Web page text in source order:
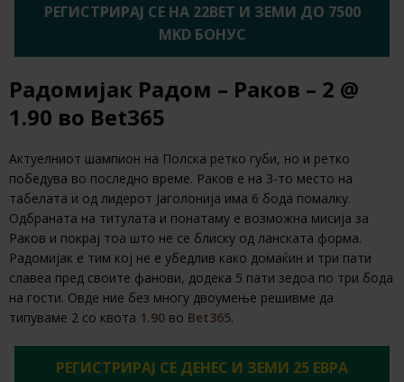
РЕГИСТРИРАЈ СЕ НА 22BET И ЗЕМИ ДО 7500
MKD БОНУС
Радомијак Радом – Раков – 2 @
1.90 во Bet365
Актуелниот шампион на Полска ретко губи, но и ретко
победува во последно време. Раков е на 3-то место на
табелата и од лидерот Јаголонија има 6 бода помалку.
Одбраната на титулата и понатаму е возможна мисија за
Раков и покрај тоа што не се блиску од ланската форма.
Радомијак е тим кој не е убедлив како домаќин и три пати
славеа пред своите фанови, додека 5 пати зедоа по три бода
на гости. Овде ние без многу двоумење решивме да
типуваме 2 со квота 1.90 во Bet365.
РЕГИСТРИРАЈ СЕ ДЕНЕС И ЗЕМИ 25 ЕВРА